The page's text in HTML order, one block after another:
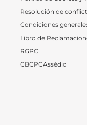
Resolución de
Condiciones
Libro de
RGPC
CBCPCAssédio